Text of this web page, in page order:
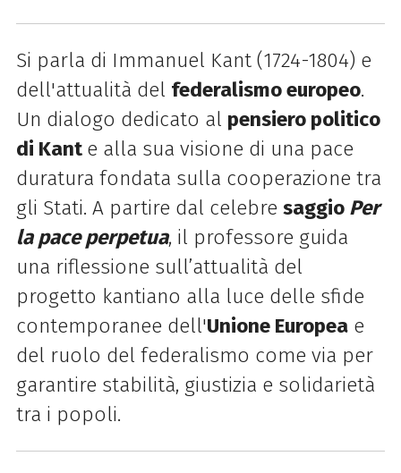
Si parla di Immanuel Kant (1724-1804) e
dell'attualità del federalismo europeo.
Un dialogo dedicato al pensiero politico
di Kant e alla sua visione di una pace
duratura fondata sulla cooperazione tra
gli Stati. A partire dal celebre saggio Per
la pace perpetua, il professore guida
una riflessione sull’attualità del
progetto kantiano alla luce delle sfide
contemporanee dell'Unione Europeae
del ruolo del federalismo come via per
garantire stabilità, giustizia e solidarietà
tra i popoli.